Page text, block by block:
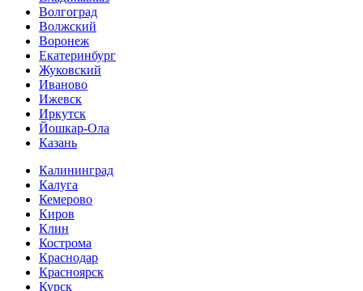
Волгоград
Волжский
Воронеж
Екатеринбург
Жуковский
Иваново
Ижевск
Иркутск
Йошкар-Ола
Казань
Калининград
Калуга
Кемерово
Киров
Клин
Кострома
Краснодар
Красноярск
Курск